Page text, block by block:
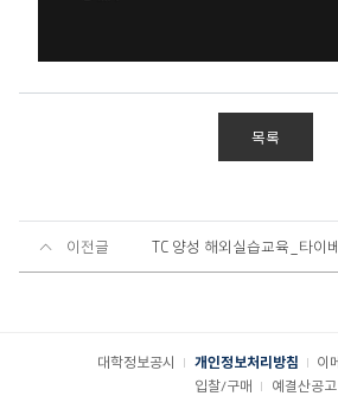
목록
이전글 TC 양성 해외실습교육_타이
대학정보공시 개인정보처리방침
이
입찰/구매
예결산공고